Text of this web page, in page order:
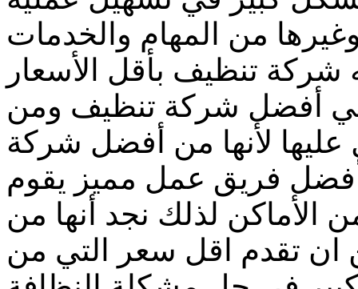
من المهام والخدمات
شركة تنظيف بأقل الأسعار
أفضل شركة تنظيف ومن
عليها لأنها من أفضل شركة
فريق عمل مميز يقوم
الأماكن لذلك نجد أنها من
تقدم اقل سعر التي من